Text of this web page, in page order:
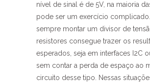
nível de sinal é de 5V, na maioria
pode ser um exercício
sempre montar um divisor de
resistores consegue trazer os
esperados, seja em interfaces I2C
sem contar a perda de espaço ao
circuito desse tipo. Nessas